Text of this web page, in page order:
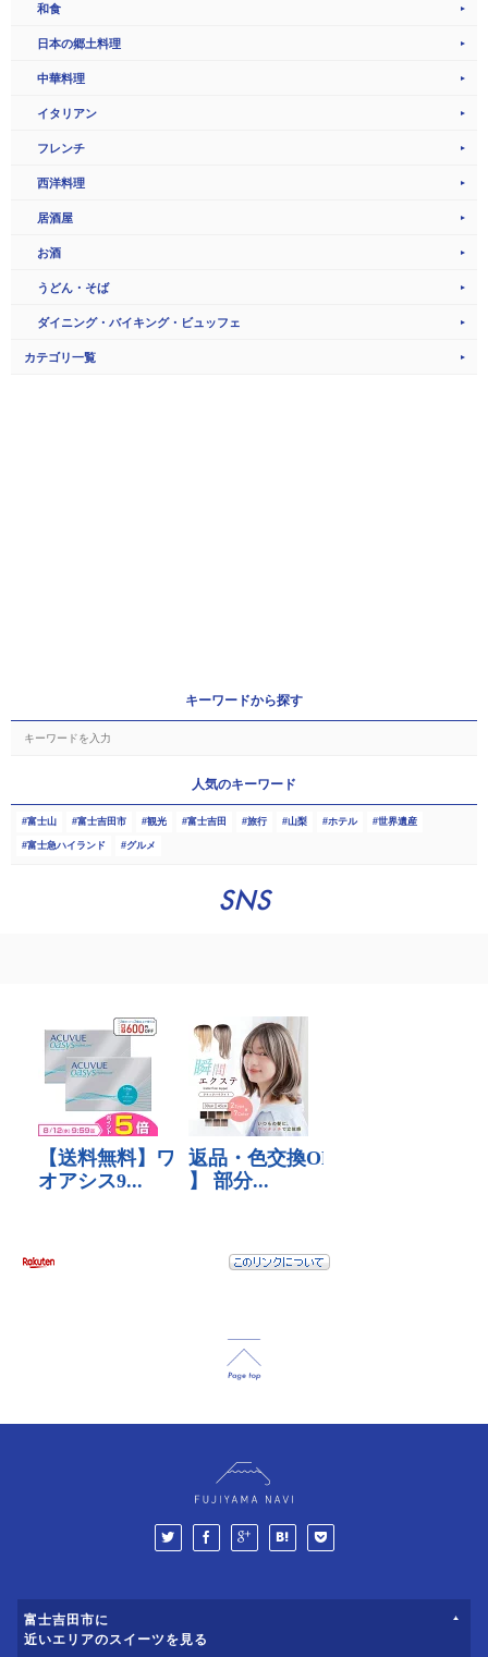
和食
日本の郷土料理
中華料理
イタリアン
フレンチ
西洋料理
居酒屋
お酒
うどん・そば
ダイニング・バイキング・ビュッフェ
カテゴリ一覧
キーワードから探す
人気のキーワード
富士山 富士吉田市 観光 富士吉田 旅行 山梨 ホテル 世界遺産
富士急ハイランド グルメ
SNS
富士吉田市に
近いエリアのスイーツを見る